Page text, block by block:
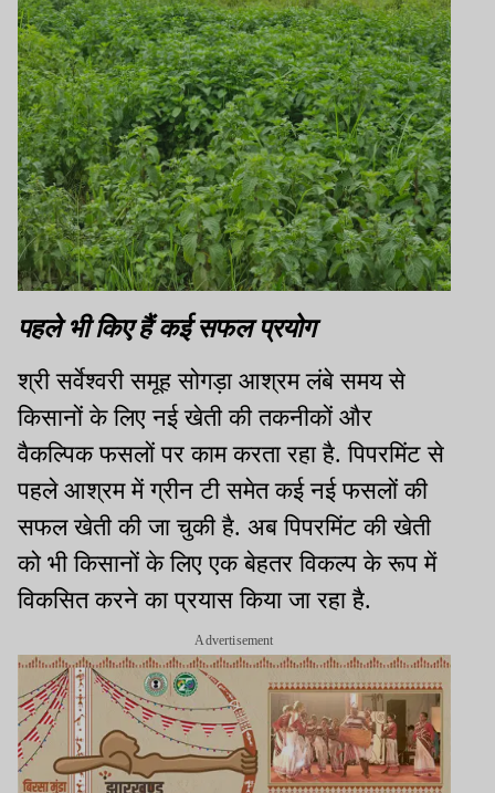
पहले भी किए हैं कई सफल प्रयोग
श्री सर्वेश्वरी समूह सोगड़ा आश्रम लंबे समय से
किसानों के लिए नई खेती की तकनीकों और
वैकल्पिक फसलों पर काम करता रहा है. पिपरमिंट से
पहले आश्रम में ग्रीन टी समेत कई नई फसलों की
सफल खेती की जा चुकी है. अब पिपरमिंट की खेती
को भी किसानों के लिए एक बेहतर विकल्प के रूप में
विकसित करने का प्रयास किया जा रहा है.
Advertisement